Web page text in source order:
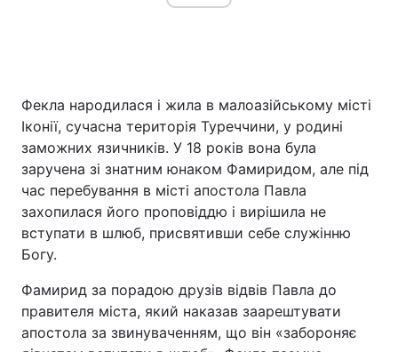
Головна Війна
Україна Політика
Спорт Наука
Фекла народилася і жила в малоазійському місті
Іконії, сучасна територія Туреччини, у родині
заможних язичників. У 18 років вона була
заручена зі знатним юнаком Фамиридом, але під
час перебування в місті апостола Павла
захопилася його проповіддю і вирішила не
вступати в шлюб, присвятивши себе служінню
Богу.
Фамирид за порадою друзів відвів Павла до
правителя міста, який наказав заарештувати
апостола за звинуваченням, що він «забороняє